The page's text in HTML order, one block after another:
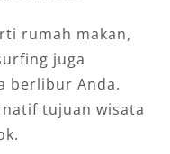
rumah makan,
juga
berlibur Anda.
tujuan wisata